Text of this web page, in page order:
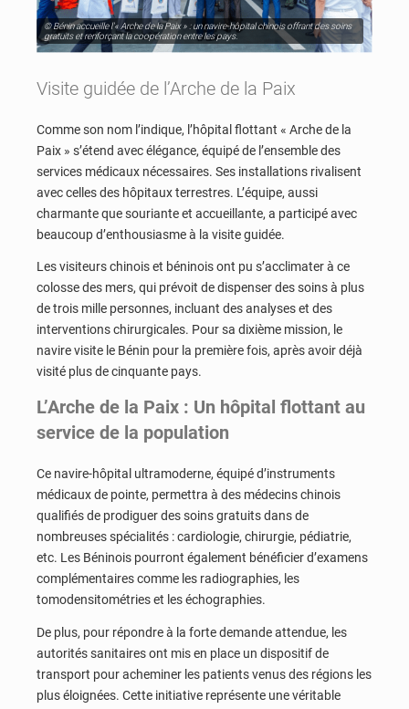
© Bénin accueille l'« Arche de la Paix » : un navire-hôpital chinois offrant des soins
gratuits et renforçant la coopération entre les pays.
Visite guidée de l’Arche de la Paix
Comme son nom l’indique, l’hôpital flottant « Arche de la
Paix » s’étend avec élégance, équipé de l’ensemble des
services médicaux nécessaires. Ses installations rivalisent
avec celles des hôpitaux terrestres. L’équipe, aussi
charmante que souriante et accueillante, a participé avec
beaucoup d’enthousiasme à la visite guidée.
Les visiteurs chinois et béninois ont pu s’acclimater à ce
colosse des mers, qui prévoit de dispenser des soins à plus
de trois mille personnes, incluant des analyses et des
interventions chirurgicales. Pour sa dixième mission, le
navire visite le Bénin pour la première fois, après avoir déjà
visité plus de cinquante pays.
L’Arche de la Paix : Un hôpital flottant au
service de la population
Ce navire-hôpital ultramoderne, équipé d’instruments
médicaux de pointe, permettra à des médecins chinois
qualifiés de prodiguer des soins gratuits dans de
nombreuses spécialités : cardiologie, chirurgie, pédiatrie,
etc. Les Béninois pourront également bénéficier d’examens
complémentaires comme les radiographies, les
tomodensitométries et les échographies.
De plus, pour répondre à la forte demande attendue, les
autorités sanitaires ont mis en place un dispositif de
transport pour acheminer les patients venus des régions les
plus éloignées. Cette initiative représente une véritable